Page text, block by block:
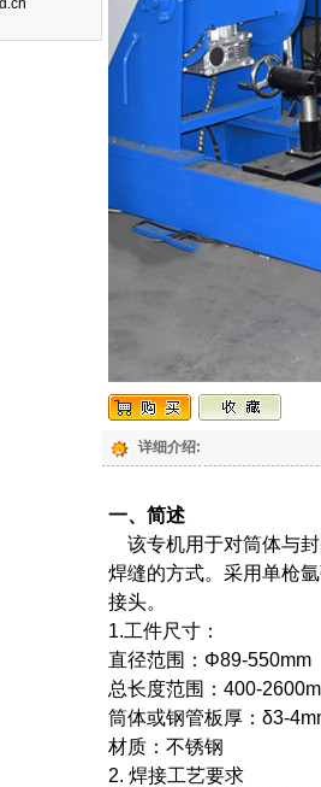
详细介绍:
一、简述
该专机用于对筒体与封
焊缝的方式。采用单枪
接头。
1.工件尺寸：
直径范围：Φ89-550mm
总长度范围：400-
筒体或钢管板厚：δ3-
材质：不锈钢
2. 焊接工艺要求